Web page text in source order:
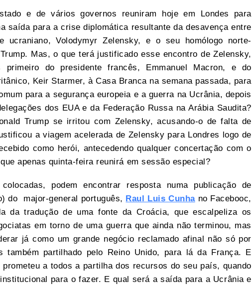
e de vários governos reuniram hoje em Londes para
saída para a crise diplomática resultante da desavença entre
ucraniano, Volodymyr Zelensky, e o seu homólogo norte-
Mas, o que terá justificado esse encontro de Zelensky,
primeiro do presidente francês, Emmanuel Macron, e do
Keir Starmer, à Casa Branca na semana passada, para
para a segurança europeia e a guerra na Ucrânia, depois
dos EUA e da Federação Russa na Arábia Saudita?
Trump se irritou com Zelensky, acusando-o de falta de
a viagem acelerada de Zelensky para Londres logo de
como herói, antecedendo qualquer concertação com o
apenas quinta-feira reunirá em sessão especial?
podem encontrar resposta numa publicação de
do major-general português, Raul Luis Cunhano Facebooc,
da tradução de uma fonte da Croácia, que escalpeliza os
em torno de uma guerra que ainda não terminou, mas
já como um grande negócio reclamado afinal não só por
também partilhado pelo Reino Unido, para lá da França. E
prometeu a todos a partilha dos recursos do seu país, quando
para o fazer. E qual será a saída para a Ucrânia e